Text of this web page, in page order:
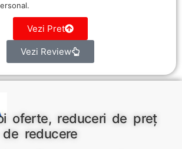
Vezi Pret
Vezi Review
oferte, reduceri de preț
reducere